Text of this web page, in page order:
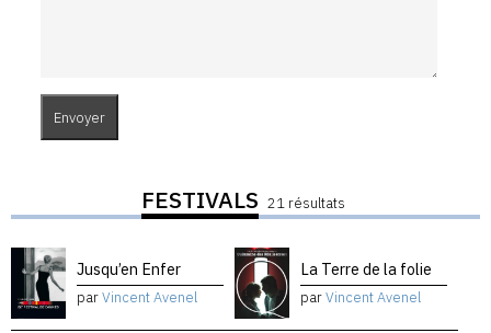
FESTIVALS 21 résultats
Jusqu’en Enfer
parVincent Avenel
La Terre de la folie
parVincent Avenel